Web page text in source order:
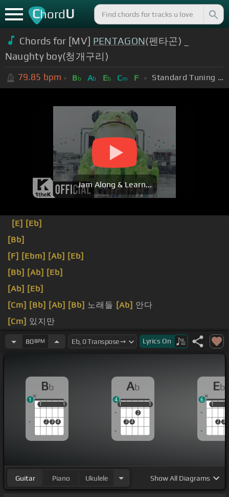
ChordU
Chords for [MV] PENTAGON(펜타곤) _
Naughty boy(청개구리)
79.85 bpm Bb Ab Eb Cm F Standard Tuning (EADGBE)
Jam Along & Learn...
[E] [Eb]
[Bb]
[F] [Ebm] [Ab] [Eb]
[Bb] [Ab] [Eb]
[Ab] [Eb]
[Cm] [Bb] [Ab] [Bb] 노래들 [Ab] 안다
[Cm] 있지만
그리지
80BPM Lyrics On
Bb
1
2 3 4
1
1 1
1
Ab
1
3 4
2
1
1 1
4
Eb
1
2 3
1
6
Guitar Piano Ukulele ShowAll Diagrams